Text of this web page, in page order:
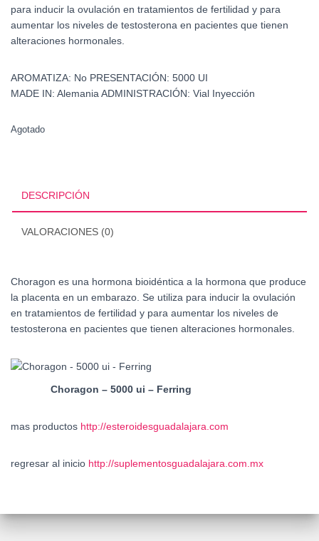
para inducir la ovulación en tratamientos de fertilidad y para
aumentar los niveles de testosterona en pacientes que tienen
alteraciones hormonales.
AROMATIZA: No PRESENTACIÓN: 5000 UI
MADE IN: Alemania ADMINISTRACIÓN: Vial Inyección
Agotado
DESCRIPCIÓN
VALORACIONES (0)
Choragon es una hormona bioidéntica a la hormona que produce
la placenta en un embarazo. Se utiliza para inducir la ovulación
en tratamientos de fertilidad y para aumentar los niveles de
testosterona en pacientes que tienen alteraciones hormonales.
Choragon – 5000 ui – Ferring
mas productos http://esteroidesguadalajara.com
regresar al inicio http://suplementosguadalajara.com.mx